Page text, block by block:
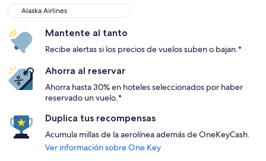
Alaska Airlines
Alaska Airlines
Mantente al tanto
Recibe alertas si los precios de vuelos suben o bajan.*
Ahorra al reservar
Ahorra hasta 30% en hoteles seleccionados por haber
reservado un vuelo.*
Duplica tus recompensas
Acumula millas de la aerolínea además de OneKeyCash.
Ver información sobre One Key